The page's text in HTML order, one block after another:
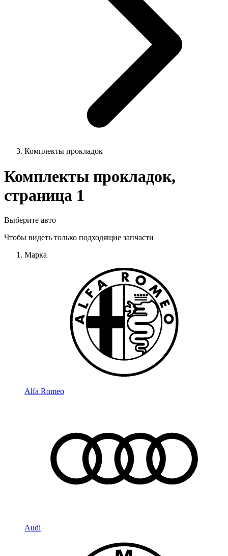
Комплекты прокладок
Комплекты прокладок,
страница 1
Выберите авто
Чтобы видеть только подходящие запчасти
Марка
Alfa Romeo
Audi